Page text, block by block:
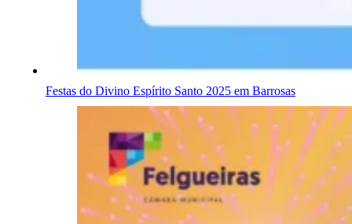
Festas do Divino Espírito Santo 2025 em Barrosas